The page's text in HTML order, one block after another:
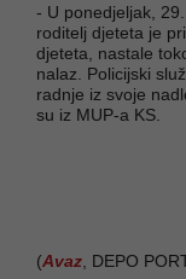
- U ponedjeljak,
roditelj djeteta je
djeteta, nastale
nalaz. Policijski
radnje iz svoje
su iz MUP-a KS.
(Avaz , DEPO